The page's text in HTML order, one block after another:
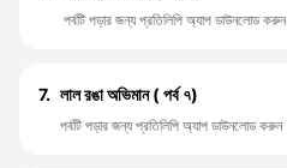
পর্বটি পড়ার জন্য প্রতিলিপি অ্যাপ ডাউনলোড করুন
7. লাল রঙা অভিমান ( পর্ব ৭)
পর্বটি পড়ার জন্য প্রতিলিপি অ্যাপ ডাউনলোড করুন